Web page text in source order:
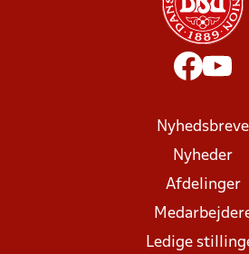
Nyhedsbreve
Nyheder
Afdelinger
Ledige